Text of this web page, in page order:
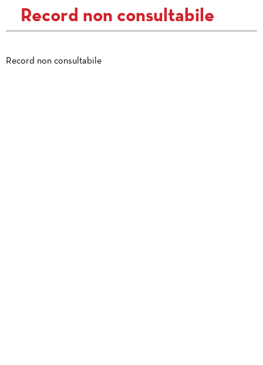
Record non consultabile
Record non consultabile